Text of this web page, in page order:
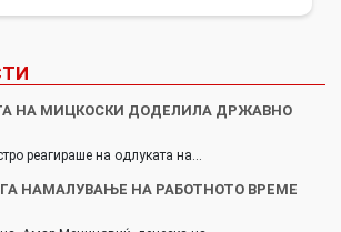
НА МИЦКОСКИ ДОДЕЛИЛА ДРЖАВНО
реагираше на одлуката на…
НАМАЛУВАЊЕ НА РАБОТНОТО ВРЕМЕ